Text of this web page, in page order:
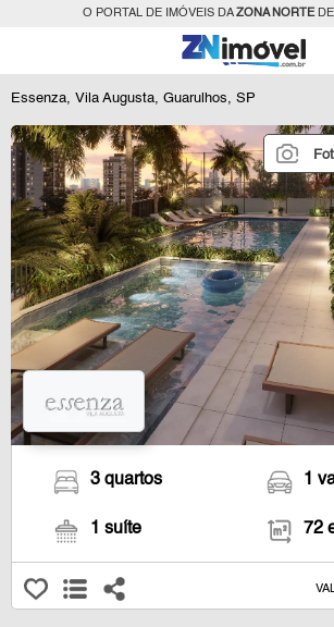
O PORTAL DE IMÓVEIS DAZONA NORTEDE
Essenza, Vila Augusta, Guarulhos, SP
3 quartos
1 suíte
1
72